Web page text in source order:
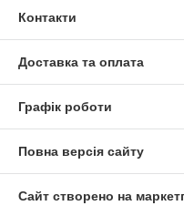
Контакти
Доставка та оплата
Графік роботи
Повна версія сайту
Сайт створено на